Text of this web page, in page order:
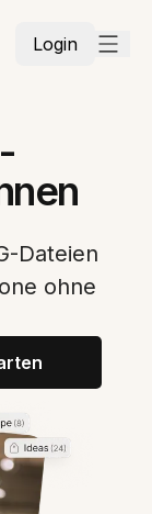
Login
Dateien
ohne